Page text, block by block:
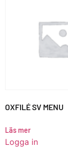
OXFILÉ SV MENU
Läs mer
Logga in